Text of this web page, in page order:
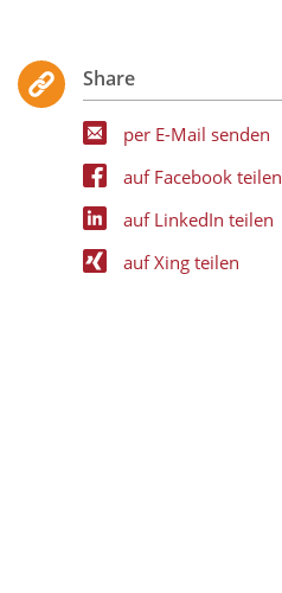
Share
per E-Mail senden
auf Facebook teilen
auf LinkedIn teilen
auf Xing teilen